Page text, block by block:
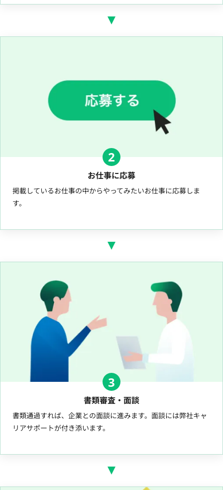
2
お仕事に応募
掲載しているお仕事の中からやってみたいお仕事に応募しま
す。
3
書類審査・面談
書類通過すれば、企業との面談に進みます。面談には弊社キャ
リアサポートが付き添います。